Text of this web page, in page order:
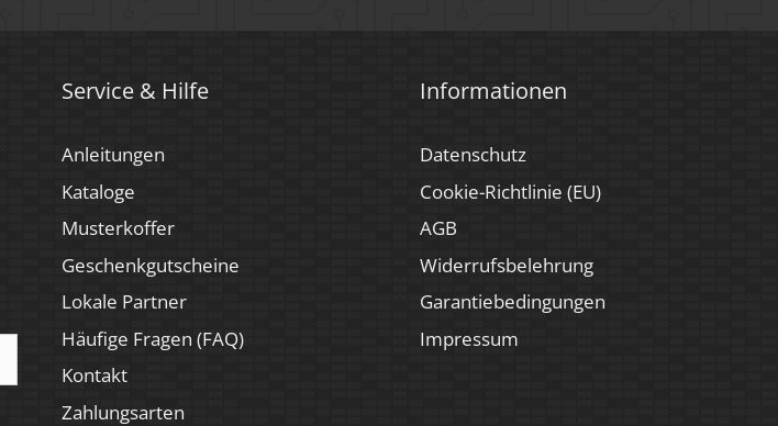
Service & Hilfe
Anleitungen
Kataloge
Musterkoffer
Geschenkgutscheine
Lokale Partner
Häufige Fragen (FAQ)
Kontakt
Zahlungsarten
Informationen
Datenschutz
Cookie-Richtlinie (EU)
AGB
Widerrufsbelehrung
Garantiebedingungen
Impressum